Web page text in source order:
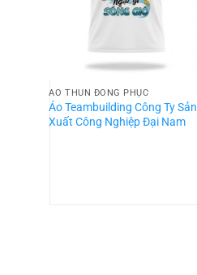
ÁO THUN ĐỒNG PHỤC
Áo Teambuilding Công Ty Sản
Xuất Công Nghiệp Đại Nam